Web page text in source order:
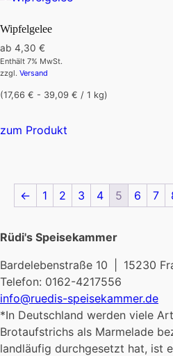
Wipfelgelee
ab 4,30 €
Enthält 7% MwSt.
zzgl. Versand
(17,66 € - 39,09 € / 1 kg)
zum Produkt
Varianten
auf.
Optionen
auf
der
Produktseite
gewählt
werden
← 1 2 3 4 5 6 7
Rüdi's Speisekammer
Bardelebenstraße 10 | 15230
Telefon: 0162-4217556
info@ruedis-speisekammer.de
*In Deutschland werden viele
Brotaufstrichs als Marmelade
landläufig durchgesetzt hat, ist